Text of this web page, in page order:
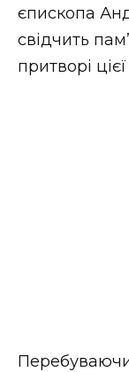
єпископа
свідчить
притворі